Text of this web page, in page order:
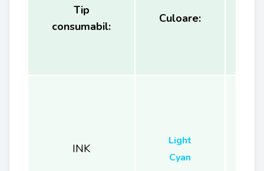
Tip
consumabil:
Culoare:
INK
Light
Cyan